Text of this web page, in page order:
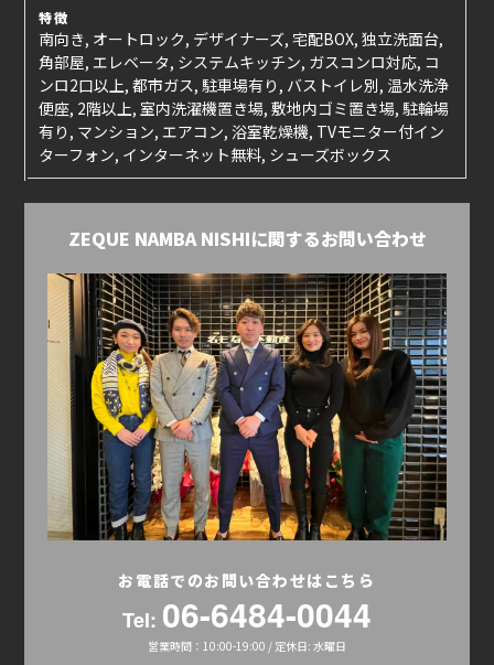
特徴
南向き, オートロック, デザイナーズ, 宅配BOX, 独立洗面台,
角部屋, エレベータ, システムキッチン, ガスコンロ対応, コ
ンロ2口以上, 都市ガス, 駐車場有り, バストイレ別, 温水洗浄
便座, 2階以上, 室内洗濯機置き場, 敷地内ゴミ置き場, 駐輪場
有り, マンション, エアコン, 浴室乾燥機, TVモニター付イン
ターフォン, インターネット無料, シューズボックス
ZEQUE NAMBA NISHIに関するお問い合わせ
お電話でのお問い合わせはこちら
Tel: 06-6484-0044
営業時間：10:00-19:00 / 定休日: 水曜日